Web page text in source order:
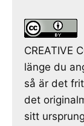
CREATIVE
länge du
så är det
det
sitt